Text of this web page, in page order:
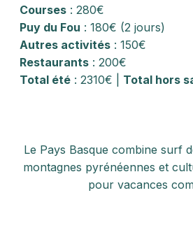
Courses : 280€
Puy du Fou : 180€ (2 jours)
Autres activités : 150€
Restaurants : 200€
Total été : 2310€ | Total hors
Le Pays Basque combine surf
montagnes pyrénéennes et
pour vacances